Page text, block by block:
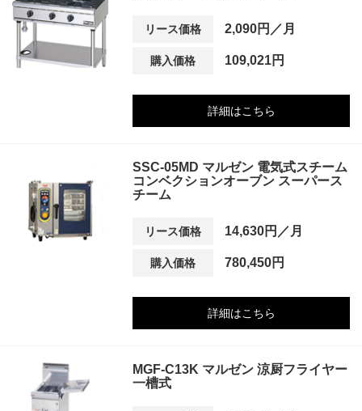
リース価格 2,090円／月
購入価格 109,021円
詳細はこちら
SSC-05MD マルゼン 電気式スチーム
コンベクションオーブン スーパース
チーム
リース価格 14,630円／月
購入価格 780,450円
詳細はこちら
MGF-C13K マルゼン 涼厨フライヤー
一槽式